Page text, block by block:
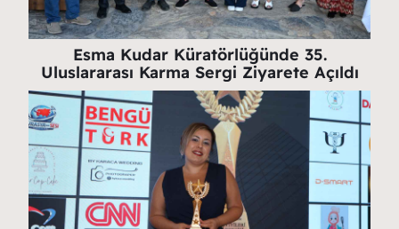
Esma Kudar Küratörlüğünde 35.
Uluslararası Karma Sergi Ziyarete Açıldı